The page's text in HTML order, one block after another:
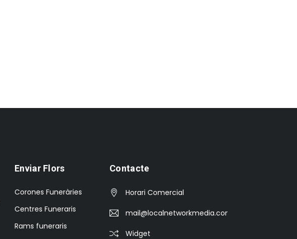
Enviar Flors
Corones Funeràries
Centres Funeraris
Rams funeraris
Contacte
Horari Comercial
mail@localnetworkmedia.com
Widget